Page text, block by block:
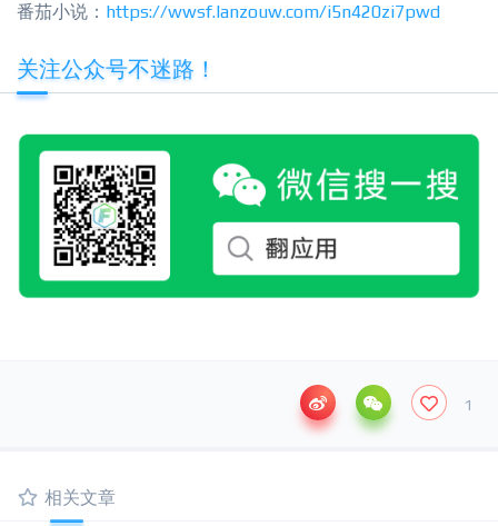
番茄小说： https://wwsf.lanzouw.com/i5n420zi7pwd
关注公众号不迷路！
1
相关文章